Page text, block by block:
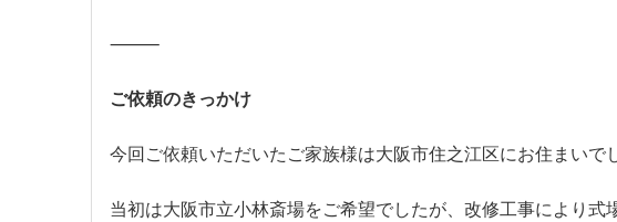
⸻
ご依頼のきっかけ
今回ご依頼いただいたご家族様は大阪市住之江区にお住まいで
当初は大阪市立小林斎場をご希望でしたが、改修工事により式